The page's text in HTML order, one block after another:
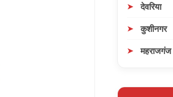
देवरिया
कुशीनगर
महराजगंज